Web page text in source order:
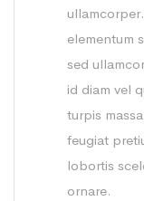
elementum
sed
id diam vel
turpis
feugiat
lobortis
ornare.